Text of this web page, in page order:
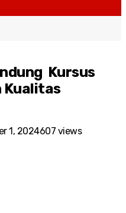
Kursus
Kualitas
1, 2024607 views